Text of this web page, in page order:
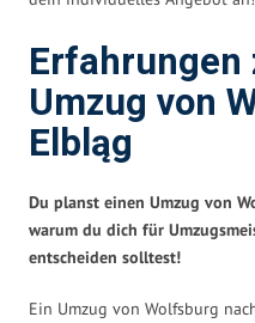
Erfahrungen
Umzug von
Elbląg
Du planst einen Umzug von
warum du dich für
entscheiden solltest!
Ein Umzug von Wolfsburg